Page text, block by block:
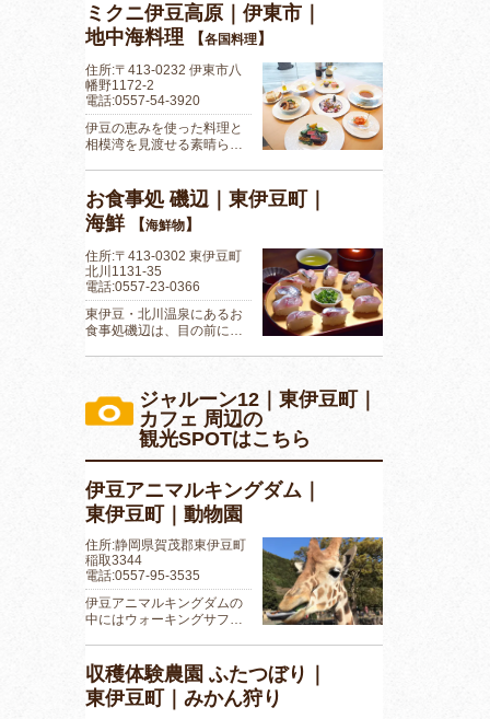
ミクニ伊豆高原｜伊東市｜
地中海料理
【各国料理】
住所:〒413-0232 伊東市八
幡野1172-2
電話:0557-54-3920
伊豆の恵みを使った料理と
相模湾を見渡せる素晴ら…
お食事処 磯辺｜東伊豆町｜
海鮮
【海鮮物】
住所:〒413-0302 東伊豆町
北川1131-35
電話:0557-23-0366
東伊豆・北川温泉にあるお
食事処磯辺は、目の前に…
ジャルーン12｜東伊豆町｜
カフェ 周辺の
観光SPOTはこちら
伊豆アニマルキングダム｜
東伊豆町｜動物園
住所:静岡県賀茂郡東伊豆町
稲取3344
電話:0557-95-3535
伊豆アニマルキングダムの
中にはウォーキングサフ…
収穫体験農園 ふたつぼり｜
東伊豆町｜みかん狩り